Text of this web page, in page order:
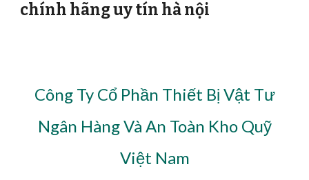
chính hãng uy tín hà nội
Công Ty Cổ Phần Thiết Bị Vật Tư
Ngân Hàng Và An Toàn Kho Quỹ
Việt Nam